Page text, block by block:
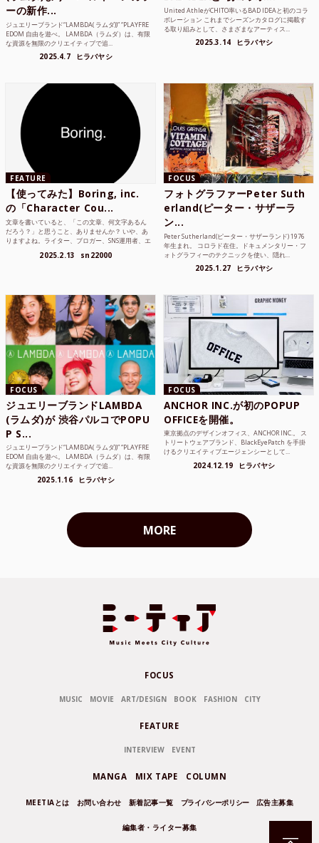
ーの新作...
ジュエリーブランド“LAMBDA( ラムダ))” “PLAYFRE
EDOM 自由を遊べ。 LAMBDA（ラムダ）は、有限
な資源を無限のクリエイティブで追...
2025.4.7 ヒラバヤシ
United AthleがCHITO率いるBAD IDEAと初のコラ
ボレーション これまでシーズンカタログに掲載す
る取り組みとして、さまざまなアーティス...
2025.3.14 ヒラバヤシ
FEATURE
【使ってみた】Boring, inc.
の「Character Cou...
文章を書いていると、「この文章、何文字あるん
だろう？」と思うこと、ありませんか？ いや、あ
りますよね。ライター、ブロガー、SNS運用者、エ
2025.2.13 sn22000
FOCUS
フォトグラファーPeter Suth
erland(ピーター・サザーラ
ン...
Peter Sutherland(ピーター・サザーランド) 1976
年生まれ。 コロラド在住。ドキュメンタリー・フ
ォトグラフィーのテクニックを使い、隠れ...
2025.1.27 ヒラバヤシ
FOCUS
ジュエリーブランドLAMBDA
(ラムダ)が 渋谷パルコでPOPU
P S...
ジュエリーブランド“LAMBDA( ラムダ))” “PLAYFRE
EDOM 自由を遊べ。 LAMBDA（ラムダ）は、有限
な資源を無限のクリエイティブで追...
2025.1.16 ヒラバヤシ
FOCUS
ANCHOR INC.が初のPOPUP
OFFICEを開催。
東京拠点のデザインオフィス、ANCHOR INC.。 ス
トリートウェアブランド、BlackEyePatch を手掛
けるクリエイティブエージェンシーとして...
2024.12.19 ヒラバヤシ
MORE
FOCUS
MUSIC MOVIE ART/DESIGN BOOK FASHION CITY
FEATURE
INTERVIEW EVENT
MANGA MIX TAPE COLUMN
MEETIAとは お問い合わせ 新着記事一覧 プライバシーポリシー 広告主募集
編集者・ライター募集